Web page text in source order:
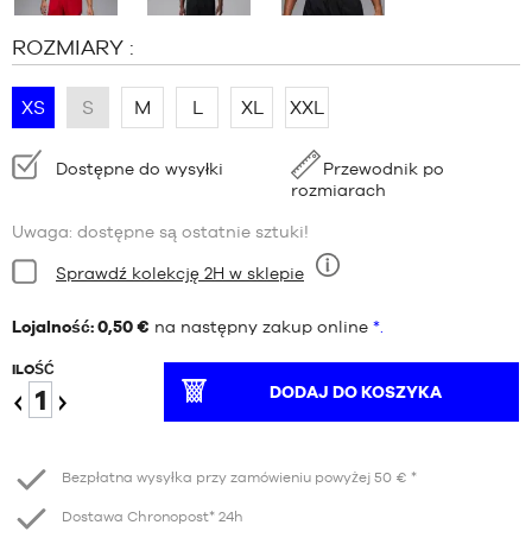
ROZMIARY :
XS S M L XL XXL
Dostępność:Dostępne do wysyłki
Przewodnik po
rozmiarach
Uwaga: dostępne są ostatnie sztuki!
Stan:
Dziewięć
Sprawdź kolekcję 2H w sklepie
Lojalność: 0,50 € na następny zakup online *.
ILOŚĆ
DODAJ DO KOSZYKA
Bezpłatna wysyłka przy zamówieniu powyżej 50 € *
Dostawa Chronopost* 24h